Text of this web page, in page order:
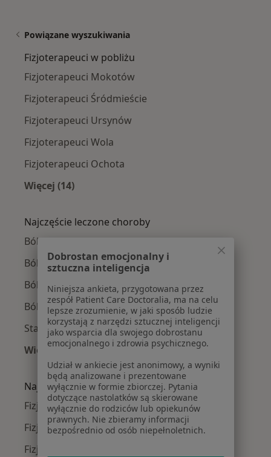
Powiązane wyszukiwania
Fizjoterapeuci w pobliżu
Fizjoterapeuci Mokotów
Fizjoterapeuci Śródmieście
Fizjoterapeuci Ursynów
Fizjoterapeuci Wola
Fizjoterapeuci Ochota
Więcej (14)
Najczęście leczone choroby
Bóle kręgosłupa w Warszawie
Ból kolana w Warszawie
Ból barku w Warszawie
Ból biodra w Warszawie
Stany pooperacyjne w Warszawie
Więcej (15)
Więcej w kategorii: Najczęście leczone
Najpopularniejsze ubezpieczenia
Fizjoterapeuci z Medicover w Warszawie
Fizjoterapeuci z Allianz w Warszawie
Fizjoterapeuci z INTER Polska w Warszawie
Dobrostan emocjonalny i
sztuczna inteligencja
Niniejsza ankieta, przygotowana przez
zespół Patient Care Doctoralia, ma na celu
lepsze zrozumienie, w jaki sposób ludzie
korzystają z narzędzi sztucznej inteligencji
jako wsparcia dla swojego dobrostanu
emocjonalnego i zdrowia psychicznego.
Udział w ankiecie jest anonimowy, a wyniki
będą analizowane i prezentowane
wyłącznie w formie zbiorczej. Pytania
dotyczące nastolatków są skierowane
wyłącznie do rodziców lub opiekunów
prawnych. Nie zbieramy informacji
bezpośrednio od osób niepełnoletnich.